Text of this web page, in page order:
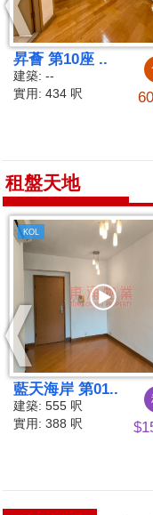
售
728萬
第03..
呎
呎
租盤天地
租
$18000
期 ..
呎